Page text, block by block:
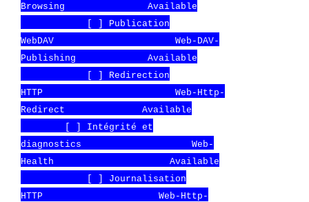
Browsing Available
[ ] Publication
WebDAV Web-DAV-
Publishing Available
[ ] Redirection
HTTP Web-Http-
Redirect Available
[ ] Intégrité et
diagnostics Web-
Health Available
[ ] Journalisation
HTTP Web-Http-